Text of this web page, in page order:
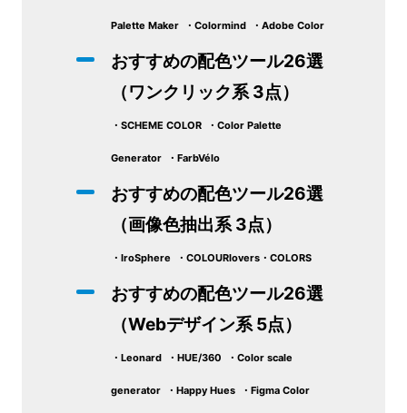
Palette Maker ・Colormind ・Adobe Color
おすすめの配色ツール26選
（ワンクリック系 3点）
・SCHEME COLOR ・Color Palette
Generator ・FarbVélo
おすすめの配色ツール26選
（画像色抽出系 3点）
・IroSphere ・COLOURlovers・COLORS
おすすめの配色ツール26選
（Webデザイン系 5点）
・Leonard ・HUE/360 ・Color scale
generator ・Happy Hues ・Figma Color